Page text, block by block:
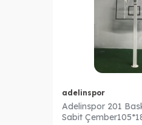
adelinspor
Adelinspor 201
Sabit